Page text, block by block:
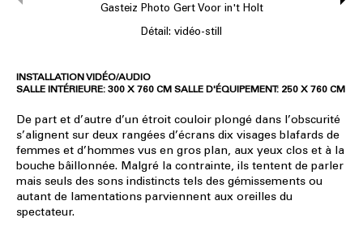
Gasteiz Photo Gert Voor in't Holt
Détail: vidéo-still
INSTALLATION VIDÉO/AUDIO
SALLE INTÉRIEURE: 300 X 760 CM SALLE D'ÉQUIPEMENT: 250 X 760 CM
De part et d’autre d’un étroit couloir plongé dans l’obscurité
s’alignent sur deux rangées d’écrans dix visages blafards de
femmes et d’hommes vus en gros plan, aux yeux clos et à la
bouche bâillonnée. Malgré la contrainte, ils tentent de parler
mais seuls des sons indistincts tels des gémissements ou
autant de lamentations parviennent aux oreilles du
spectateur.